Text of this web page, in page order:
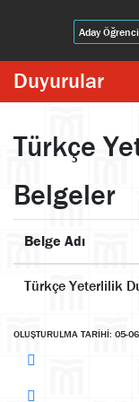
Aday Öğrenci
Duyurular
Türkçe
Belgeler
Belge Adı
Türkçe Yeterlilik
OLUŞTURULMA TARİHİ: 05-